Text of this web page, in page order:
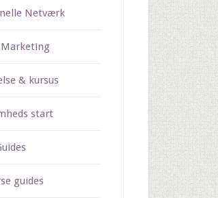
Netværk
& kursus
start
guides